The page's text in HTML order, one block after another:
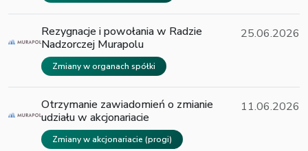
Rezygnacje i powołania w Radzie
Nadzorczej Murapolu
Zmiany w organach spółki
25.06.2026
Otrzymanie zawiadomień o zmianie
udziału w akcjonariacie
Zmiany w akcjonariacie (progi)
11.06.2026